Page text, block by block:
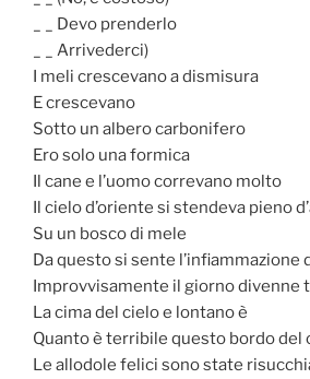
_ _ Devo prenderlo
_ _ Arrivederci)
I meli crescevano a dismisura
E crescevano
Sotto un albero carbonifero
Ero solo una formica
Il cane e l’uomo correvano molto
Il cielo d’oriente si stendeva pieno
Su un bosco di mele
Da questo si sente l’infiammazione
Improvvisamente il giorno divenne
La cima del cielo e lontano è
Quanto è terribile questo bordo del
Le allodole felici sono state